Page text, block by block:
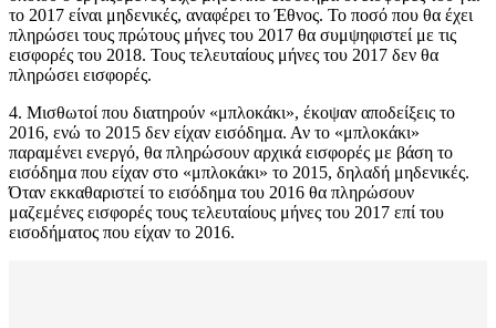
το 2017 είναι μηδενικές, αναφέρει το Έθνος. Το ποσό που θα έχει
πληρώσει τους πρώτους μήνες του 2017 θα συμψηφιστεί με τις
εισφορές του 2018. Τους τελευταίους μήνες του 2017 δεν θα
πληρώσει εισφορές.
4. Μισθωτοί που διατηρούν «μπλοκάκι», έκοψαν αποδείξεις το
2016, ενώ το 2015 δεν είχαν εισόδημα. Αν το «μπλοκάκι»
παραμένει ενεργό, θα πληρώσουν αρχικά εισφορές με βάση το
εισόδημα που είχαν στο «μπλοκάκι» το 2015, δηλαδή μηδενικές.
Όταν εκκαθαριστεί το εισόδημα του 2016 θα πληρώσουν
μαζεμένες εισφορές τους τελευταίους μήνες του 2017 επί του
εισοδήματος που είχαν το 2016.